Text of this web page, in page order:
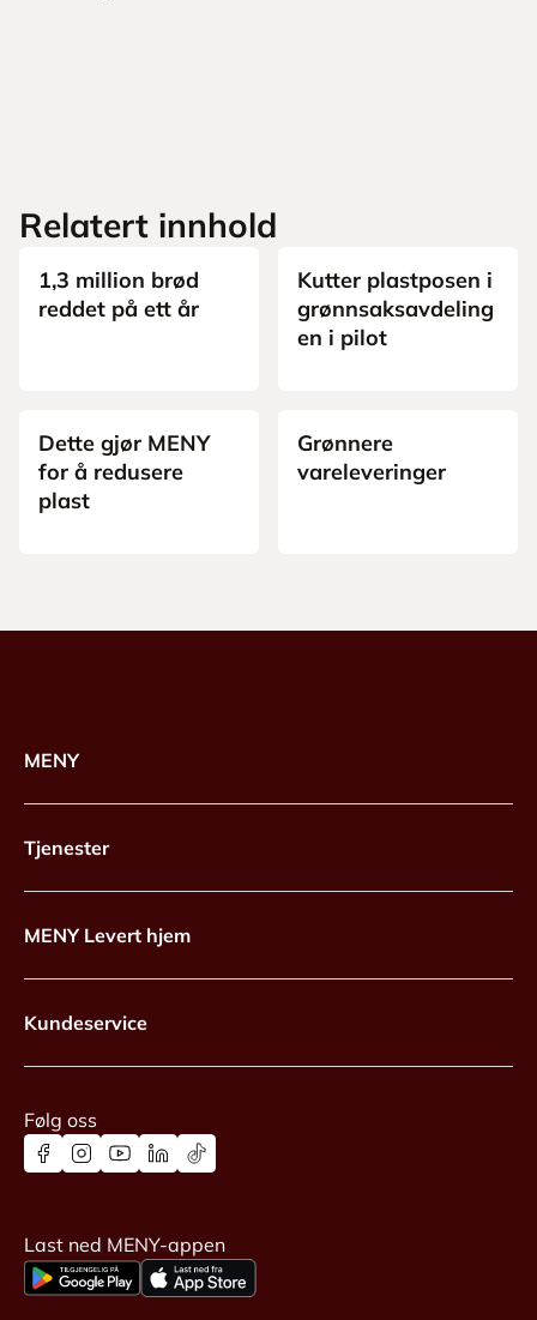
Relatert innhold
Nyhetssak
1,3 million brød
reddet på ett år
Kutter plastposen i
grønnsaksavdeling
en i pilot
Dette gjør MENY
for å redusere
plast
Grønnere
vareleveringer
MENY
Tjenester
MENY Levert hjem
Kundeservice
Følg oss
Last ned MENY-appen